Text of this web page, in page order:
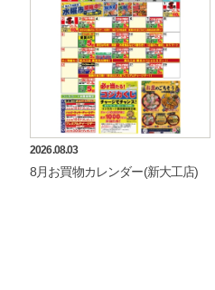
2026.08.03
8月お買物カレンダー(新大工店)